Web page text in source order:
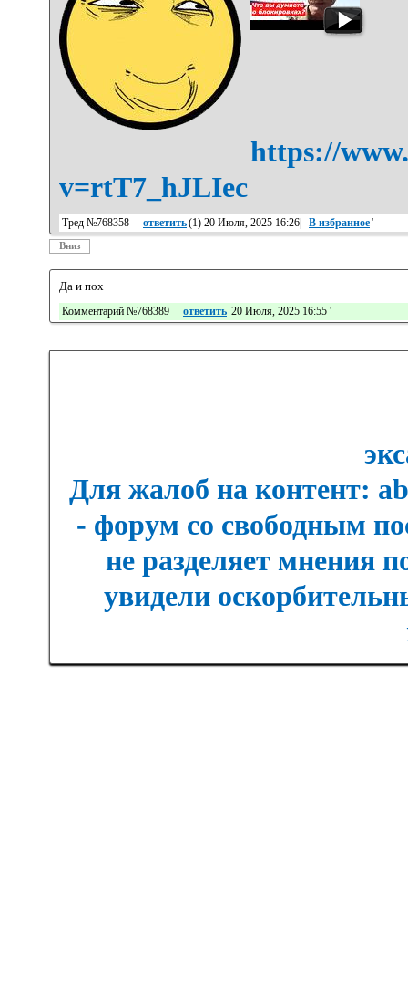
https://
v=rtT7_hJLIec
Тред №768358 ответить(1) 20 Июля, 2025 16:26| В избранное'
Вниз
Да и пох
Комментарий №768389 ответить 20 Июля, 2025 16:55 '
Для жалоб на контент:
- форум со свободным
не разделяет мнения
увидели